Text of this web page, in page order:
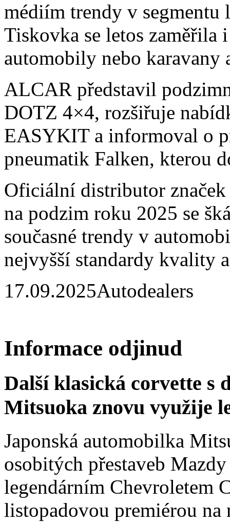
médiím trendy v
Tiskovka se letos zaměřila
automobily nebo karavany
ALCAR představil
DOTZ 4×4, rozšiřuje
EASYKIT a informoval o
pneumatik Falken, kterou
Oficiální distributor
na podzim roku 2025 se
současné trendy v
nejvyšší standardy kvality
17.09.2025Autodealers
Informace odjinud
Další klasická corvette s
Mitsuoka znovu využije
Japonská automobilka
osobitých přestaveb
legendárním Chevroletem
listopadovou premiérou